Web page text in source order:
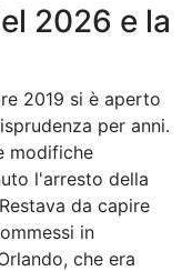
2026 e la
2019 si è aperto
per anni.
modifiche
l'arresto della
da capire
in
che era